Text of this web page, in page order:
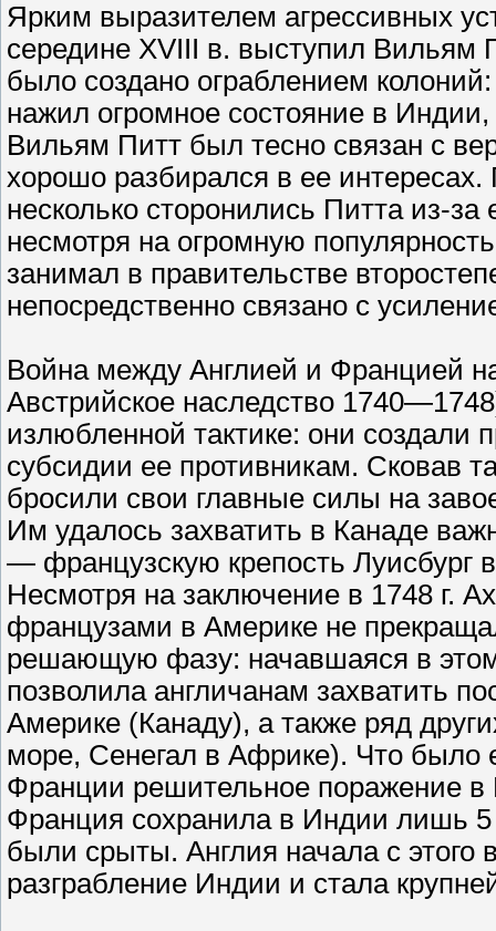
Ярким выразителем агрессивных
середине XVIII в. выступил
было создано ограблением
нажил огромное состояние в
Вильям Питт был тесно связан с
хорошо разбирался в ее
несколько сторонились Питта из-
несмотря на огромную
занимал в правительстве
непосредственно связано с
Война между Англией и Францией
Австрийское наследство
излюбленной тактике: они
субсидии ее противникам. Сковав
бросили свои главные силы на
Им удалось захватить в Канаде
— французскую крепость Луисбург
Несмотря на заключение в 1748 г.
французами в Америке не
решающую фазу: начавшаяся в
позволила англичанам захватить
Америке (Канаду), а также ряд
море, Сенегал в Африке). Что было
Франции решительное поражение в
Франция сохранила в Индии лишь 5
были срыты. Англия начала с этого
разграбление Индии и стала